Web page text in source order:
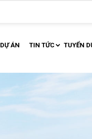
DỰ ÁN TIN TỨC TUYỂN